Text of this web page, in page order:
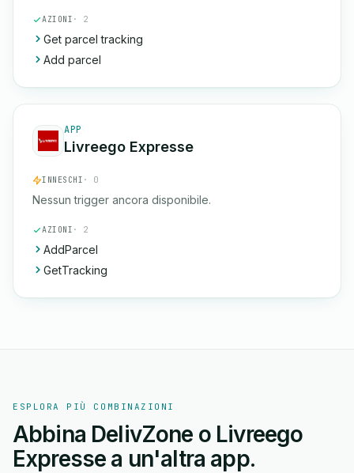
AZIONI · 2
Get parcel tracking
Add parcel
APP
Livreego Expresse
INNESCHI · 0
Nessun trigger ancora disponibile.
AZIONI · 2
AddParcel
GetTracking
ESPLORA PIÙ COMBINAZIONI
Abbina DelivZone o Livreego
Expresse a un'altra app.